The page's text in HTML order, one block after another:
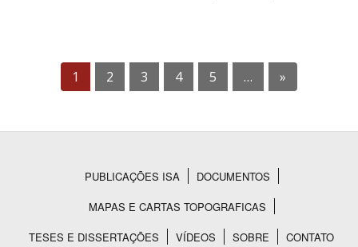
1 2 3 4 5 … »
Rodapé
PUBLICAÇÕES ISA
DOCUMENTOS
MAPAS E CARTAS TOPOGRAFICAS
TESES E DISSERTAÇÕES
VÍDEOS SOBRE CONTATO